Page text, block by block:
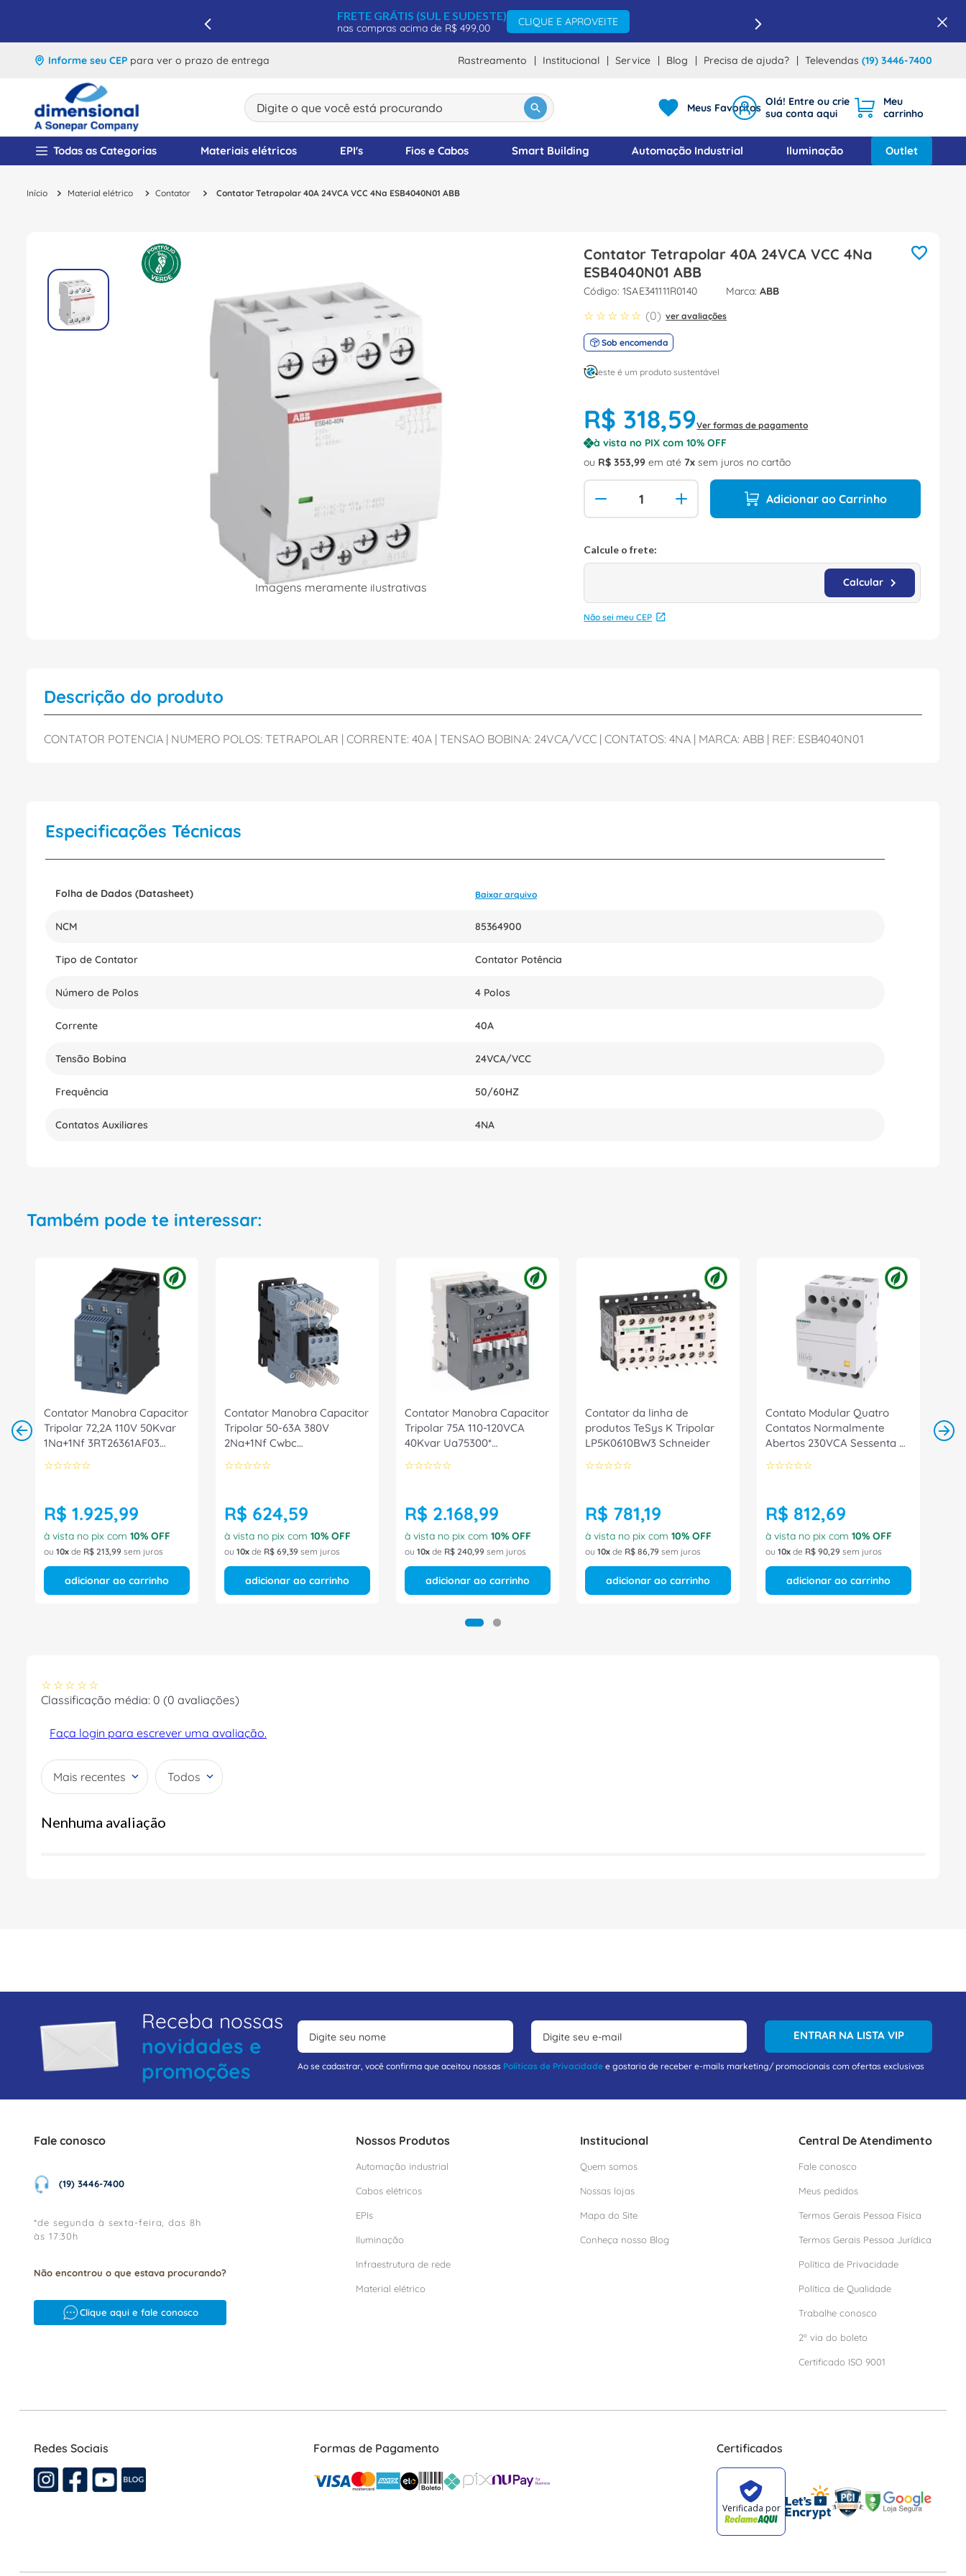
FRETE GRÁTIS (SUL E SUDESTE)
nas compras acima de R$ 499,00
CLIQUE E APROVEITE
Informe seu CEP para ver o prazo de entrega Rastreamento Institucional Service Blog Precisa de ajuda? Televendas (19) 3446-7400
Digite o que você está procurando
Meus Favoritos
Todas as Categorias Materiais elétricos EPI's Fios e Cabos Smart Building Automação Industrial Iluminação Outlet
Material elétrico Contator Contator Tetrapolar 40A 24VCA VCC 4Na ESB4040N01 ABB
Imagens meramente ilustrativas
Contator Tetrapolar 40A 24VCA VCC 4Na
ESB4040N01 ABB
: 1SAE341111R0140 ABB
☆ ☆ ☆ ☆ ☆ (0) ver avaliações
Sob encomenda
este é um produto sustentável
R$ 318,59Ver formas de pagamento
à vista no PIX com10% OFF
ou R$ 353,99 em até 7 sem juros no cartão
Adicionar ao Carrinho
Não sei meu CEP
Descrição do produto
CONTATOR POTENCIA | NUMERO POLOS: TETRAPOLAR | CORRENTE: 40A | TENSAO BOBINA: 24VCA/VCC | CONTATOS: 4NA | MARCA: ABB | REF: ESB4040N01
Especificações Técnicas
Folha de Dados (Datasheet) Baixar arquivo
NCM 85364900
Tipo de Contator Contator Potência
Número de Polos 4 Polos
Corrente 40A
Tensão Bobina 24VCA/VCC
Frequência 50/60HZ
Contatos Auxiliares 4NA
Também pode te interessar:
Contator Manobra Capacitor
Tripolar 72,2A 110V 50Kvar
1Na+1Nf 3RT26361AF03
Siemens
☆☆☆☆☆
R$ 1.925,99
à vista no pix com 10% OFF
ou 10 de R$ 213,99 sem juros
adicionar ao carrinho
Contator Manobra Capacitor
Tripolar 50-63A 380V
2Na+1Nf Cwbc
CWBC502130D33 Weg
☆☆☆☆☆
R$ 624,59
à vista no pix com 10% OFF
ou 10 de R$ 69,39 sem juros
adicionar ao carrinho
Contator Manobra Capacitor
Tripolar 75A 110-120VCA
40Kvar Ua75300*
UA75300084 ABB
☆☆☆☆☆
R$ 2.168,99
à vista no pix com 10% OFF
ou 10 de R$ 240,99 sem juros
adicionar ao carrinho
Contator da linha de
produtos TeSys K Tripolar
LP5K0610BW3 Schneider
☆☆☆☆☆
R$ 781,19
à vista no pix com 10% OFF
ou 10 de R$ 86,79 sem juros
adicionar ao carrinho
Contato Modular Quatro
Contatos Normalmente
Abertos 230VCA Sessenta E
Três Ampères 5TT58500
Siemens
☆☆☆☆☆
R$ 812,69
à vista no pix com 10% OFF
ou 10 de R$ 90,29 sem juros
adicionar ao carrinho
☆ ☆ ☆ ☆ ☆
Classificação média: 0 (0 avaliações)
Faça login para escrever uma avaliação.
Mais recentes Todos
Nenhuma avaliação
Receba nossas
novidades e
promoções
ENTRAR NA LISTA VIP
Ao se cadastrar, você confirma que aceitou nossas Políticas de Privacidade e gostaria de receber e-mails marketing/ promocionais com ofertas exclusivas
Fale conosco
(19) 3446-7400
*de segunda à sexta-feira, das 8h
às 17:30h
Não encontrou o que estava procurando?
Clique aqui e fale conosco
Nossos Produtos
Automação industrial
Cabos elétricos
EPIs
Iluminação
Infraestrutura de rede
Material elétrico
Institucional
Quem somos
Nossas lojas
Mapa do Site
Conheça nosso Blog
Central De Atendimento
Fale conosco
Meus pedidos
Termos Gerais Pessoa Física
Termos Gerais Pessoa Jurídica
Política de Privacidade
Política de Qualidade
Trabalhe conosco
2º via do boleto
Certificado ISO 9001
Redes Sociais Formas de Pagamento Certificados
1º disjuntor
2º cabo flexivel
fita isolante
dps
9 orion schneider
disjuntor motor